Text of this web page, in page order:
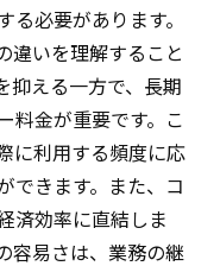
めの方法
プロセス
化戦略
の導入法
るポイント
い選び方
の極意
必要があります。
違いを理解すること
抑える一方で、長期
料金が重要です。こ
に利用する頻度に応
できます。また、コ
済効率に直結しま
容易さは、業務の継